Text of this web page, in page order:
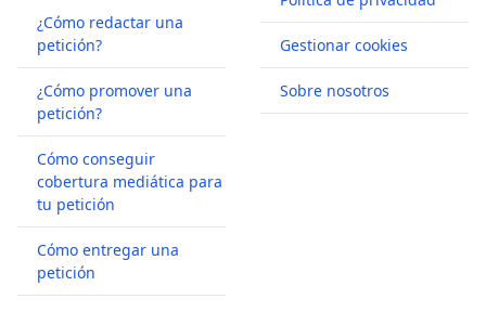
¿Cómo redactar una
petición?
¿Cómo promover una
petición?
Cómo conseguir
cobertura mediática para
tu petición
Cómo entregar una
petición
Gestionar cookies
Sobre nosotros